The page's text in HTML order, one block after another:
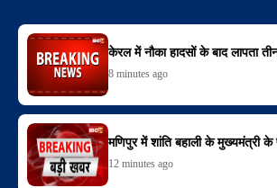
केरल में नौका हादसों के बाद लापता
8 minutes ago
मणिपुर में शांति बहाली के मुख्यमंत्री
12 minutes ago